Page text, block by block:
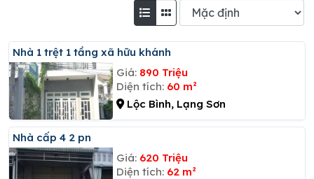
Nhà 1 trệt 1 tầng xã hữu khánh
Giá: 890 Triệu
Diện tích: 60 m²
Lộc Bình, Lạng Sơn
Nhà cấp 4 2 pn
Giá: 620 Triệu
Diện tích: 62 m²